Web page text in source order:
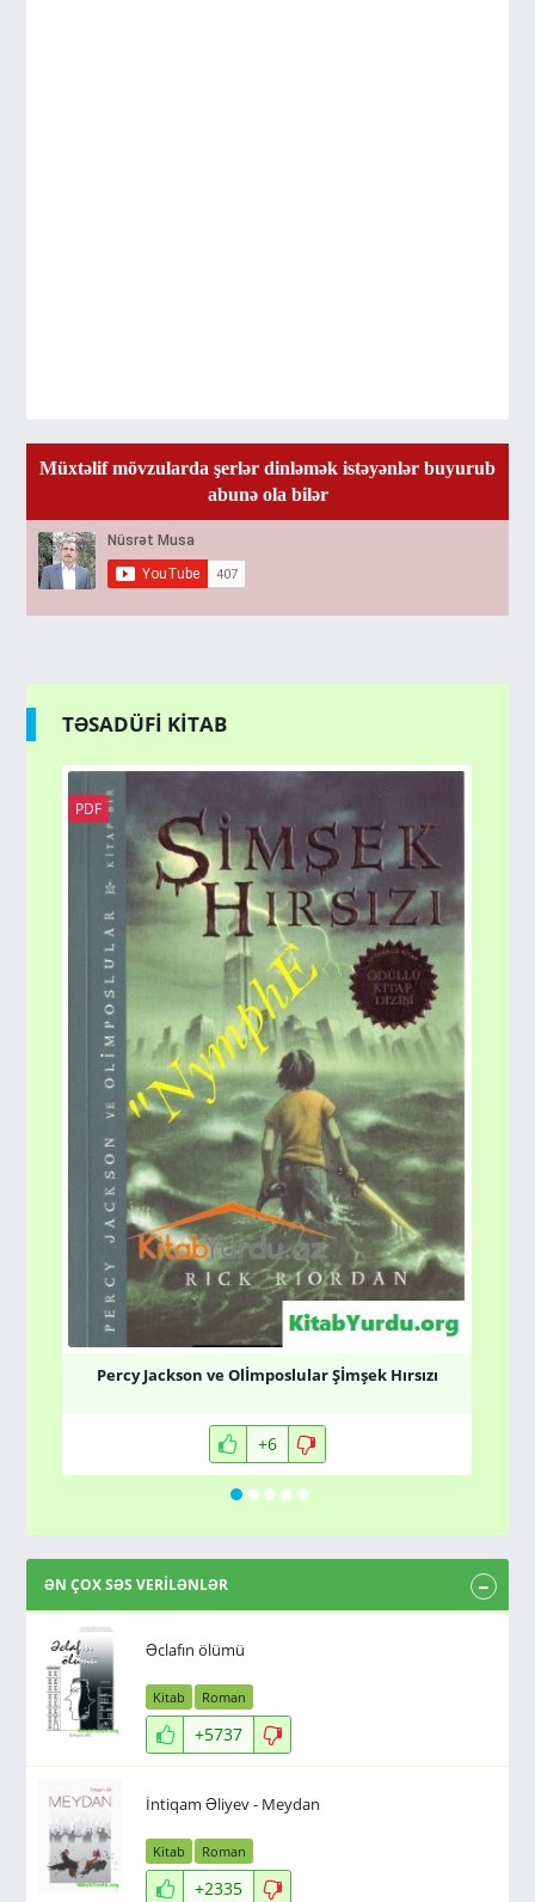
Müxtəlif mövzularda şerlər dinləmək istəyənlər buyurub
abunə ola bilər
TƏSADÜFİ KİTAB
PDF
Percy Jackson ve Olİmposlular Şİmşek Hırsızı
+6
ƏN ÇOX SƏS VERİLƏNLƏR
Əclafın ölümü
Kitab Roman
+5737
İntiqam Əliyev - Meydan
Kitab Roman
+2335